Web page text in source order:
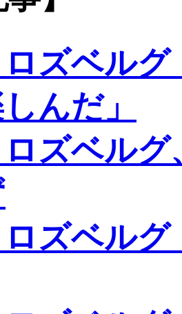
ズベル
んだ」
ズベル
ズベル